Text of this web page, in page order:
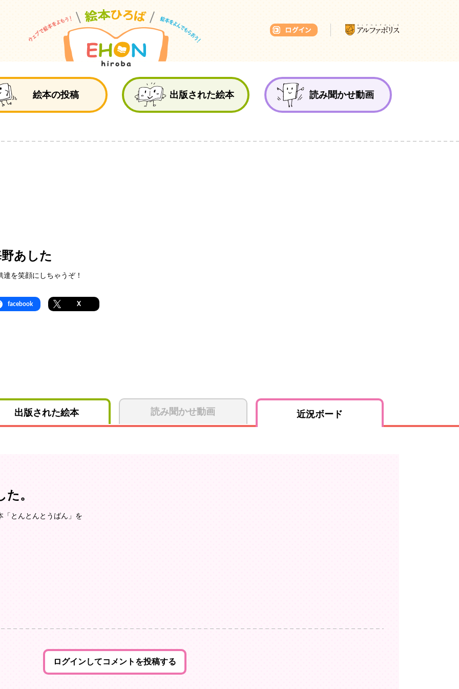
絵本の投稿 出版された絵本 読み聞かせ動画
あした
達を笑顔にしちゃうぞ！
facebook X
出版された絵本 読み聞かせ動画 近況ボード
。
「とんとんとうばん」を
ログインしてコメントを投稿する